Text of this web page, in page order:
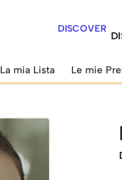
DISCOVER
La mia Lista
Le mie